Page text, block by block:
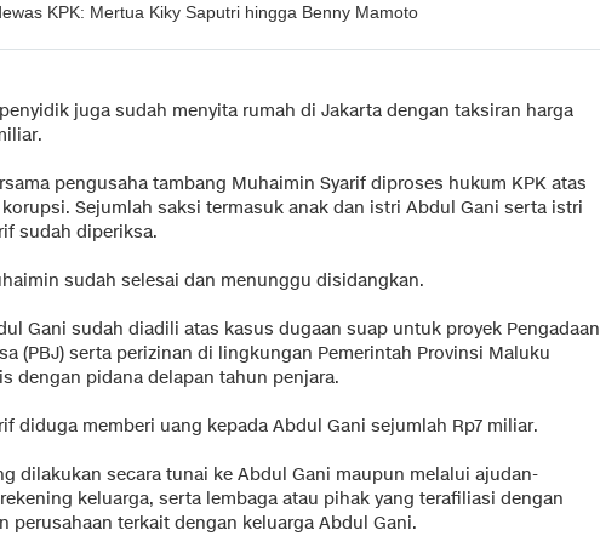
KPK: Mertua Kiky Saputri hingga Benny Mamoto
juga sudah menyita rumah di Jakarta dengan taksiran harga
pengusaha tambang Muhaimin Syarif diproses hukum KPK atas
Sejumlah saksi termasuk anak dan istri Abdul Gani serta istri
sudah diperiksa.
sudah selesai dan menunggu disidangkan.
Gani sudah diadili atas kasus dugaan suap untuk proyek Pengadaan
(PBJ) serta perizinan di lingkungan Pemerintah Provinsi Maluku
dengan pidana delapan tahun penjara.
diduga memberi uang kepada Abdul Gani sejumlah Rp7 miliar.
dilakukan secara tunai ke Abdul Gani maupun melalui ajudan-
keluarga, serta lembaga atau pihak yang terafiliasi dengan
perusahaan terkait dengan keluarga Abdul Gani.